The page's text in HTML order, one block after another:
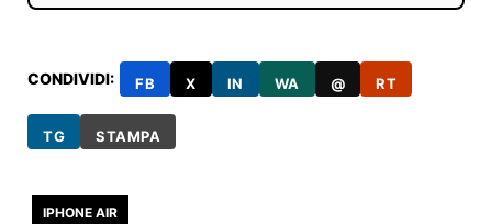
CONDIVIDI: FB X IN WA @ RT
TG STAMPA
IPHONE AIR